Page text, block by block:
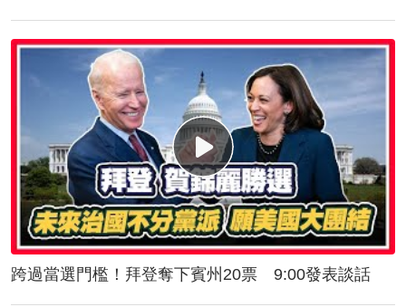
跨過當選門檻！拜登奪下賓州20票 9:00發表談話